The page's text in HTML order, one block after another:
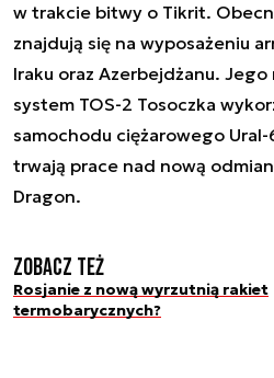
w trakcie bitwy o Tikrit.
znajdują się na wyposażeniu
Iraku oraz Azerbejdżanu.
system TOS-2 Tosoczka
samochodu ciężarowego
trwają prace nad nową
Dragon.
Zobacz też
Rosjanie z nową wyrzutnią rakiet
termobarycznych?